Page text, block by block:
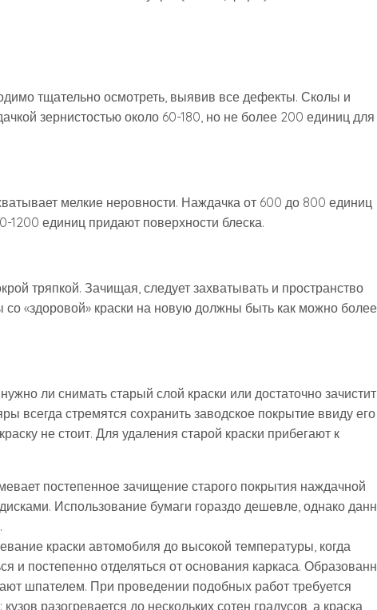
тщательно осмотреть, выявив все дефекты. Сколы и
зернистостью около 60-180, но не более 200 единиц для
мелкие неровности. Наждачка от 600 до 800 единиц
1200 единиц придают поверхности блеска.
тряпкой. Зачищая, следует захватывать и пространство
«здоровой» краски на новую должны быть как можно более
ли снимать старый слой краски или достаточно
стремятся сохранить заводское покрытие ввиду его
не стоит. Для удаления старой краски прибегают к
постепенное зачищение старого покрытия наждачной
Использование бумаги гораздо дешевле, однако
краски автомобиля до высокой температуры, когда
и постепенно отделяться от основания каркаса.
шпателем. При проведении подобных работ требуется
разогревается до нескольких сотен градусов, а краска